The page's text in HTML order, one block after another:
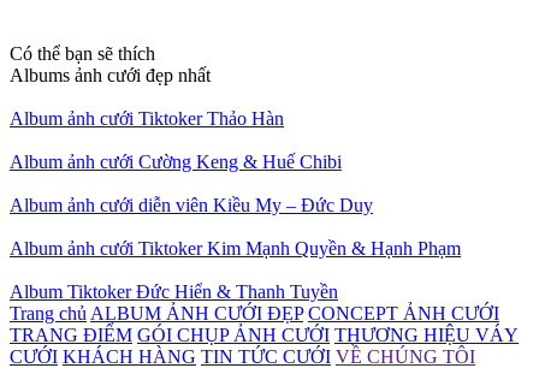
Có thể bạn sẽ thích
Albums ảnh cưới đẹp nhất
Album ảnh cưới Tiktoker Thảo Hàn
Album ảnh cưới Cường Keng & Huế Chibi
Album ảnh cưới diễn viên Kiều My – Đức Duy
Album ảnh cưới Tiktoker Kim Mạnh Quyền & Hạnh Phạm
Album Tiktoker Đức Hiển & Thanh Tuyền
Trang chủ ALBUM ẢNH CƯỚI ĐẸP CONCEPT ẢNH CƯỚI
TRANG ĐIỂM GÓI CHỤP ẢNH CƯỚI THƯƠNG HIỆU VÁY
CƯỚI KHÁCH HÀNG TIN TỨC CƯỚI VỀ CHÚNG TÔI